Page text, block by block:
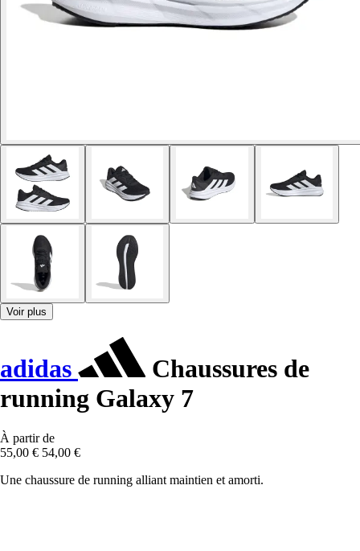
Voir plus
adidas
Chaussures de
running Galaxy 7
À partir de
55,00 € 54,00 €
Une chaussure de running alliant maintien et amorti.